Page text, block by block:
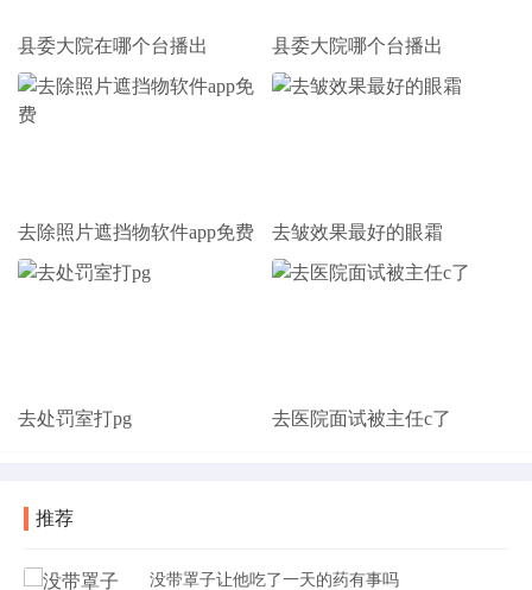
县委大院在哪个台播出 县委大院哪个台播出
去除照片遮挡物软件app免费 去皱效果最好的眼霜
去处罚室打pg 去医院面试被主任c了
推荐
没带罩子让他吃了一天的药有事吗